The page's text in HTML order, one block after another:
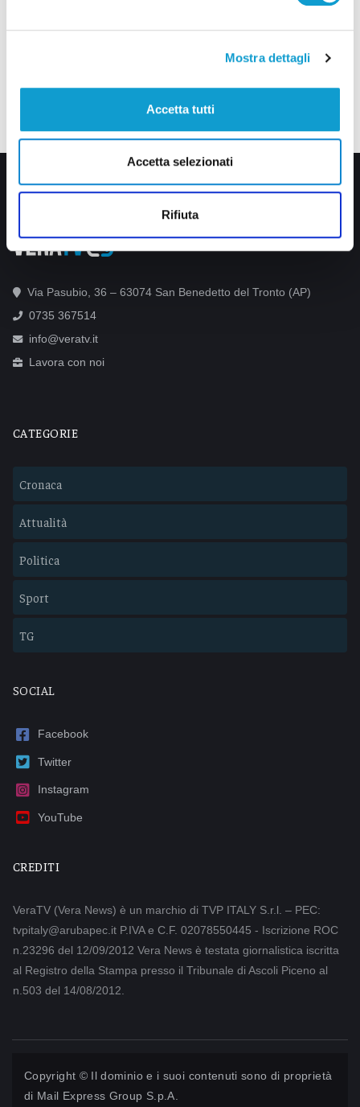
Mostra dettagli
Accetta tutti
Accetta selezionati
Rifiuta
Via Pasubio, 36 – 63074 San Benedetto del Tronto (AP)
0735 367514
info@veratv.it
Lavora con noi
CATEGORIE
Cronaca
Attualità
Politica
Sport
TG
SOCIAL
Facebook
Twitter
Instagram
YouTube
CREDITI
VeraTV (Vera News) è un marchio di TVP ITALY S.r.l. – PEC:
tvpitaly@arubapec.it P.IVA e C.F. 02078550445 - Iscrizione ROC
n.23296 del 12/09/2012 Vera News è testata giornalistica iscritta
al Registro della Stampa presso il Tribunale di Ascoli Piceno al
n.503 del 14/08/2012.
Copyright © Il dominio e i suoi contenuti sono di proprietà
di Mail Express Group S.p.A.